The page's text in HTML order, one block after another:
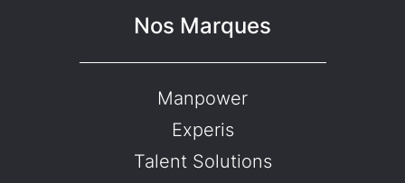
Nos Marques
Manpower
Experis
Talent Solutions